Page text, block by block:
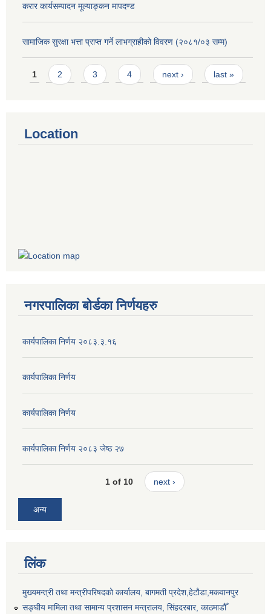
करार कार्यसम्पादन मूल्याङ्कन मापदण्ड
सामाजिक सुरक्षा भत्ता प्राप्त गर्ने लाभग्राहीको विवरण (२०८१/०३ सम्म)
Pages
1 2 3 4 next › last »
Location
नगरपालिका बोर्डका निर्णयहरु
कार्यपालिका निर्णय २०८३.३.१६
कार्यपालिका निर्णय
कार्यपालिका निर्णय
कार्यपालिका निर्णय २०८३ जेष्ठ २७
1 of 10 next ›
अन्य
लिंक
मुख्यमन्त्री तथा मन्त्रीपरिषदको कार्यालय, बागमती प्रदेश,हेटाैडा,मकवानपुर
सङ्‍घीय मामिला तथा सामान्य प्रशासन मन्त्रालय, सिंहदरबार, काठमाडौँ